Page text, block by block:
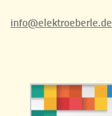
info@elektroeberle.de